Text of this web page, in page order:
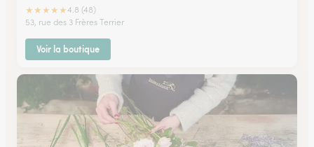
★★★★★4.8 (48)
53, rue des 3 Frères Terrier
Voir la boutique